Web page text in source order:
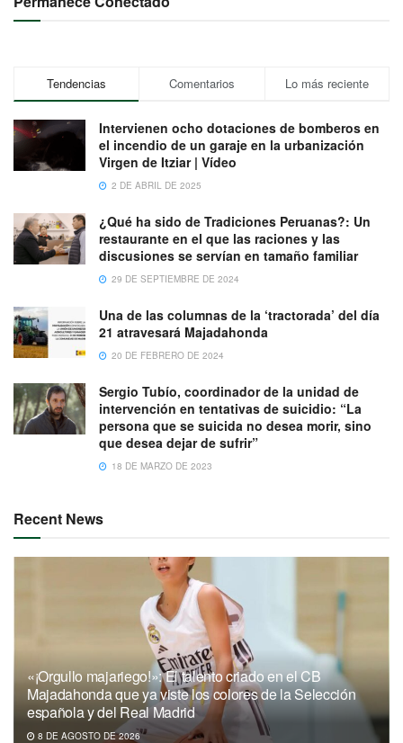
Tendencias Comentarios Lo más reciente
Intervienen ocho dotaciones de bomberos en
el incendio de un garaje en la urbanización
Virgen de Itziar | Vídeo
2 DE ABRIL DE 2025
¿Qué ha sido de Tradiciones Peruanas?: Un
restaurante en el que las raciones y las
discusiones se servían en tamaño familiar
29 DE SEPTIEMBRE DE 2024
Una de las columnas de la ‘tractorada’ del día
21 atravesará Majadahonda
20 DE FEBRERO DE 2024
Sergio Tubío, coordinador de la unidad de
intervención en tentativas de suicidio: “La
persona que se suicida no desea morir, sino
que desea dejar de sufrir”
18 DE MARZO DE 2023
Recent News
«¡Orgullo majariego!»: El talento criado en el CB
Majadahonda que ya viste los colores de la Selección
española y del Real Madrid
8 DE AGOSTO DE 2026